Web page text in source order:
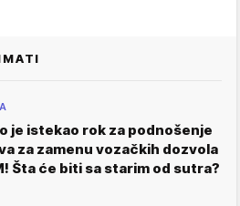
je istekao rok za podnošenje
za zamenu vozačkih dozvola
Šta će biti sa starim od sutra?